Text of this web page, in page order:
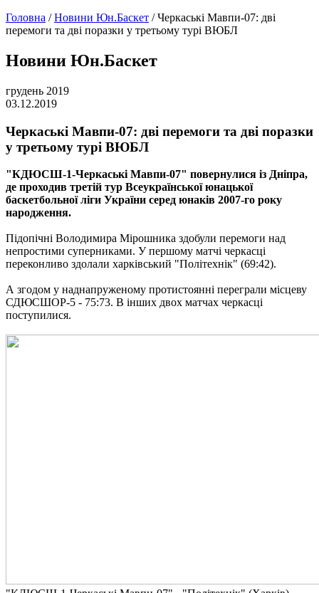
Головна /Новини Юн.Баскет /Черкаські Мавпи-07: дві
перемоги та дві поразки у третьому турі ВЮБЛ
Новини Юн.Баскет
грудень 2019
03.12.2019
Черкаські Мавпи-07: дві перемоги та дві поразки
у третьому турі ВЮБЛ
"КДЮСШ-1-Черкаські Мавпи-07" повернулися із Дніпра,
де проходив третій тур Всеукраїнської юнацької
баскетбольної ліги України серед юнаків 2007-го року
народження.
Підопічні Володимира Мірошника здобули перемоги над
непростими суперниками. У першому матчі черкасці
переконливо здолали харківський "Політехнік" (69:42).
А згодом у наднапруженому протистоянні переграли місцеву
СДЮСШОР-5 - 75:73. В інших двох матчах черкасці
поступилися.